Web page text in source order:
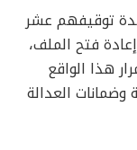
توقيفهم عشر
فتح الملف،
هذا الواقع
وضمانات العدالة